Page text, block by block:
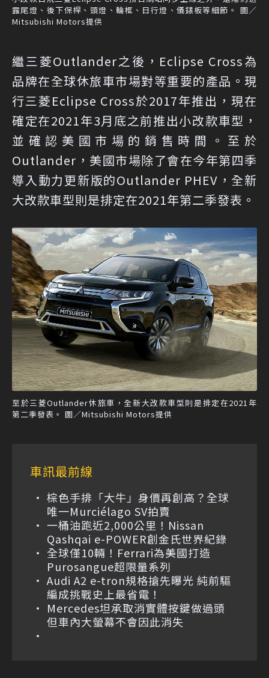
露尾燈、後下保桿、頭燈、輪框、日行燈、儀錶板等細節。 圖／
Mitsubishi Motors提供
繼三菱Outlander之後，Eclipse Cross為
品牌在全球休旅車市場對等重要的產品。現
行三菱Eclipse Cross於2017年推出，現在
確定在2021年3月底之前推出小改款車型，
並確認美國市場的銷售時間。至於
Outlander，美國市場除了會在今年第四季
導入動力更新版的Outlander PHEV，全新
大改款車型則是排定在2021年第二季發表。
至於三菱Outlander休旅車，全新大改款車型則是排定在2021年
第二季發表。 圖／Mitsubishi Motors提供
車訊最前線
棕色手排「大牛」身價再創高？全球
唯一Murciélago SV拍賣
一桶油跑近2,000公里！Nissan
Qashqai e-POWER創金氏世界紀錄
全球僅10輛！Ferrari為美國打造
Purosangue超限量系列
Audi A2 e-tron規格搶先曝光 純前驅
編成挑戰史上最省電！
Mercedes坦承取消實體按鍵做過頭
但車內大螢幕不會因此消失